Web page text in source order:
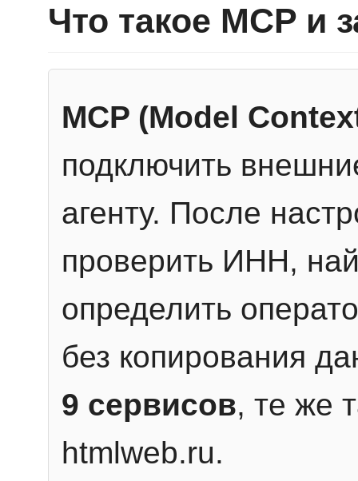
Что такое MCP и
MCP (Model
подключить
агенту. После
проверить ИНН,
определить
без копирования
9 сервисов, те же
htmlweb.ru.